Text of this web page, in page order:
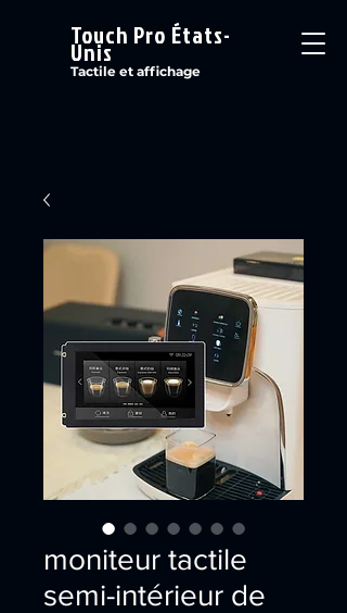
Touch Pro États-
Unis
Tactile et affichage
moniteur tactile
semi-intérieur de